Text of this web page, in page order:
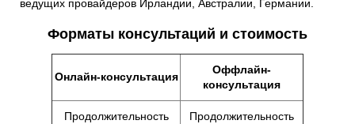
ведущих провайдеров Ирландии, Австралии, Германии.
Форматы консультаций и стоимость
Онлайн-консультация
Оффлайн-
консультация
Продолжительность
Продолжительность